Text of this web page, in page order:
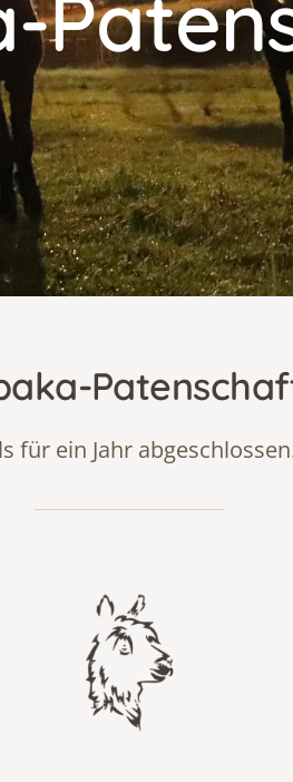
ein Jahr